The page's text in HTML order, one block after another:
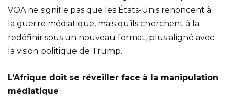
VOA ne signifie pas que les États-Unis renoncent à
la guerre médiatique, mais qu’ils cherchent à la
redéfinir sous un nouveau format, plus aligné avec
la vision politique de Trump.
L’Afrique doit se réveiller face à la manipulation
médiatique